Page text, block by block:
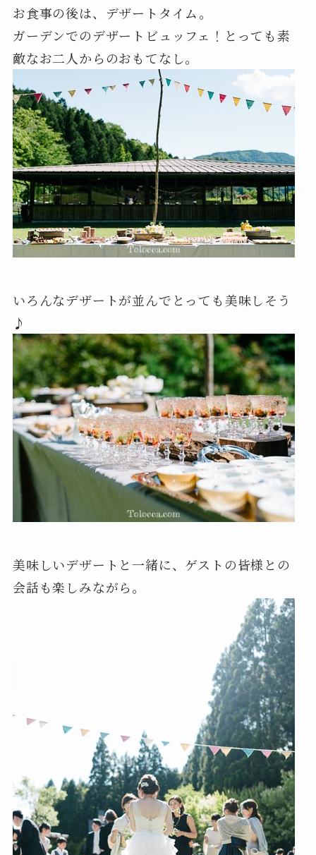
お食事の後は、デザートタイム。
ガーデンでのデザートビュッフェ！とっても素
敵なお二人からのおもてなし。
いろんなデザートが並んでとっても美味しそう
♪
美味しいデザートと一緒に、ゲストの皆様との
会話も楽しみながら。